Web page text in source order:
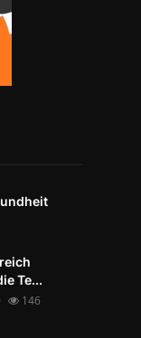
Te...
146